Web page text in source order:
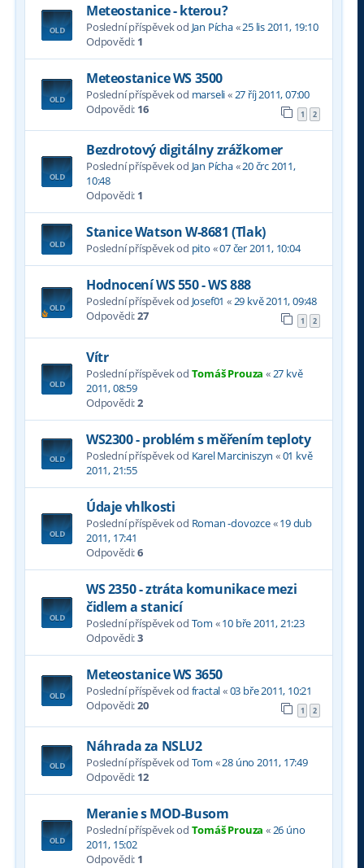
Meteostanice - kterou?
Poslední příspěvek od Jan Pícha«25 lis 2011, 19:10
Odpovědi: 1
Meteostanice WS 3500
Poslední příspěvek od marseli«27 říj 2011, 07:00
Odpovědi: 16 1 2
Bezdrotový digitálny zrážkomer
Poslední příspěvek od Jan Pícha«20 črc 2011,
10:48
Odpovědi: 1
Stanice Watson W-8681 (Tlak)
Poslední příspěvek od pito «07 čer 2011, 10:04
Hodnocení WS 550 - WS 888
Poslední příspěvek od Josef01 «29 kvě 2011, 09:48
Odpovědi:27 1 2
Vítr
Poslední příspěvek od Tomáš Prouza «27 kvě
2011, 08:59
Odpovědi:2
WS2300 - problém s měřením teploty
Poslední příspěvek od Karel Marciniszyn «01 kvě
2011, 21:55
Údaje vhlkosti
Poslední příspěvek od Roman -dovozce«19 dub
2011, 17:41
Odpovědi:6
WS 2350 - ztráta komunikace mezi
čidlem a stanicí
Poslední příspěvek od Tom «10 bře 2011, 21:23
Odpovědi:3
Meteostanice WS 3650
Poslední příspěvek od fractal«03 bře 2011, 10:21
Odpovědi:20 1 2
Náhrada za NSLU2
Poslední příspěvek od Tom «28 úno 2011, 17:49
Odpovědi: 12
Meranie s MOD-Busom
Poslední příspěvek od Tomáš Prouza «26 úno
2011, 15:02
Odpovědi: 1